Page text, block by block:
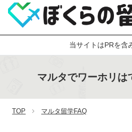
当サイトはPRを含
マルタでワーホリは
TOP マルタ留学FAQ